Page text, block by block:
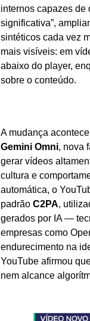
internos capazes de
significativa”,
sintéticos cada vez
mais visíveis: em
abaixo do player,
sobre o conteúdo.
Gemini Omni, nova
gerar vídeos
cultura e
automática, o
padrão C2PA,
gerados por IA —
empresas como
endurecimento na
YouTube afirmou
nem alcance